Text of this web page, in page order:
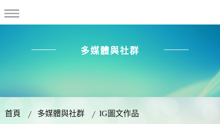
多媒體與社群
首頁 多媒體與社群 IG圖文作品